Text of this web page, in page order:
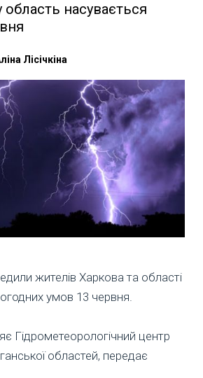
область насувається
Лісічкіна
жителів Харкова та області
умов 13 червня.
Гідрометеорологічний центр
областей, передає